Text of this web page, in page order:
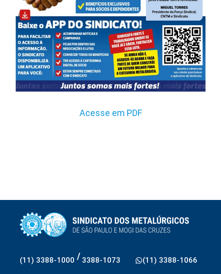
Acesse em PDF
(11) 3388-1000 / 3388-1073 (11) 3388-1066